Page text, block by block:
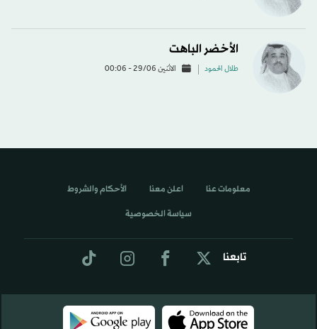
الأخضر الباهت
طلال الحمود الاثنين 29/06 - 00:06
تابعنا
معلومات عنا اعلن معنا الأحكام والشروط
سياسة الخصوصية